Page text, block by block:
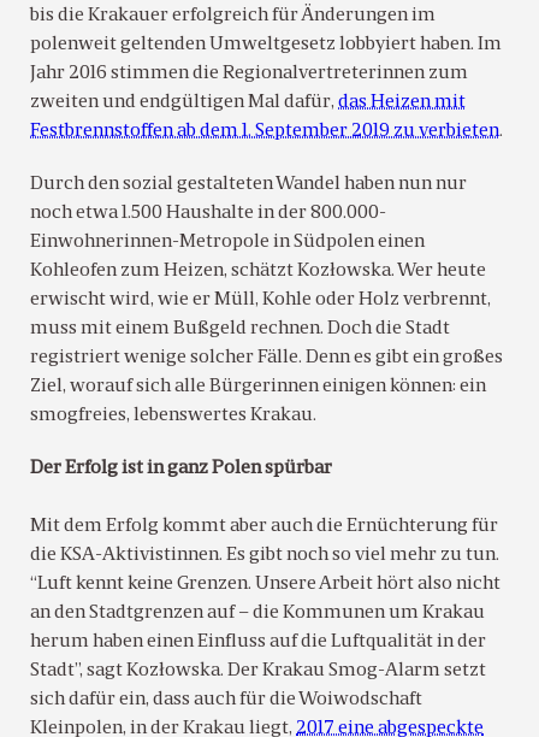
bis die Krakauer erfolgreich für Änderungen im
polenweit geltenden Umweltgesetz lobbyiert haben. Im
Jahr 2016 stimmen die Regionalvertreterinnen zum
zweiten und endgültigen Mal dafür, das Heizen mit
Festbrennstoffen ab dem 1. September 2019 zu verbieten.
Durch den sozial gestalteten Wandel haben nun nur
noch etwa 1.500 Haushalte in der 800.000-
Einwohnerinnen-Metropole in Südpolen einen
Kohleofen zum Heizen, schätzt Kozłowska. Wer heute
erwischt wird, wie er Müll, Kohle oder Holz verbrennt,
muss mit einem Bußgeld rechnen. Doch die Stadt
registriert wenige solcher Fälle. Denn es gibt ein großes
Ziel, worauf sich alle Bürgerinnen einigen können: ein
smogfreies, lebenswertes Krakau.
Der Erfolg ist in ganz Polen spürbar
Mit dem Erfolg kommt aber auch die Ernüchterung für
die KSA-Aktivistinnen. Es gibt noch so viel mehr zu tun.
“Luft kennt keine Grenzen. Unsere Arbeit hört also nicht
an den Stadtgrenzen auf – die Kommunen um Krakau
herum haben einen Einfluss auf die Luftqualität in der
Stadt”, sagt Kozłowska. Der Krakau Smog-Alarm setzt
sich dafür ein, dass auch für die Woiwodschaft
Kleinpolen, in der Krakau liegt, 2017 eine abgespeckte